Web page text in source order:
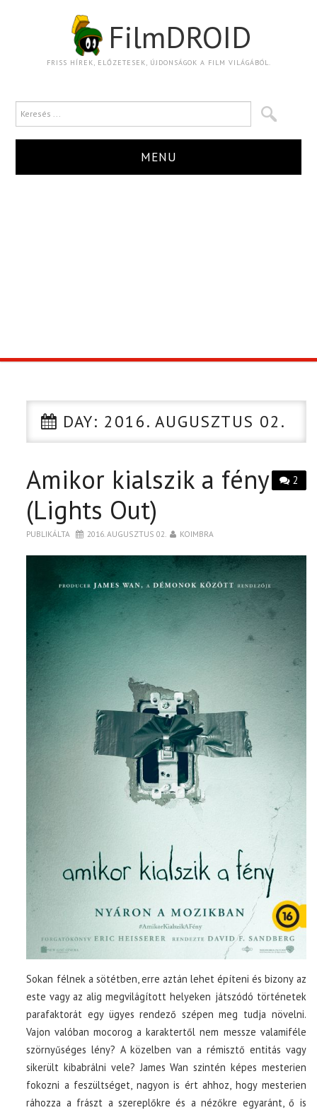
FilmDROID
FRISS HÍREK, ELŐZETESEK, ÚJDONSÁGOK A FILM VILÁGÁBÓL.
MENU
CIKK
PÓLÓ RENDELÉS
DAY: 2016. AUGUSZTUS 02.
2
Amikor kialszik a fény
(Lights Out)
PUBLIKÁLTA 2016. AUGUSZTUS 02. KOIMBRA
Sokan félnek a sötétben, erre aztán lehet építeni és bizony az
este vagy az alig megvilágított helyeken játszódó történetek
parafaktorát egy ügyes rendező szépen meg tudja növelni.
Vajon valóban mocorog a karaktertől nem messze valamiféle
szörnyűséges lény? A közelben van a rémisztő entitás vagy
sikerült kibabrálni vele? James Wan szintén képes mesterien
fokozni a feszültséget, nagyon is ért ahhoz, hogy mesterien
ráhozza a frászt a szereplőkre és a nézőkre egyaránt, ő is